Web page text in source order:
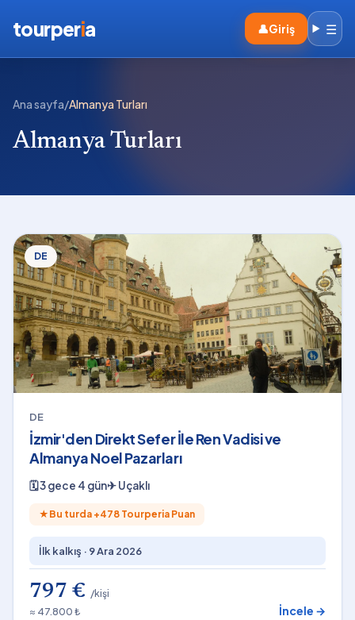
tourperia 👤Giriş ☰
Ana sayfa/Almanya Turları
Almanya Turları
DE
DE
İzmir'den Direkt Sefer İle Ren Vadisi ve
Almanya Noel Pazarları
🗓3 gece 4 gün✈Uçaklı
★ Bu turda +478 Tourperia Puan
İlk kalkış · 9 Ara 2026
797 € /kişi
≈ 47.800 ₺
İncele →